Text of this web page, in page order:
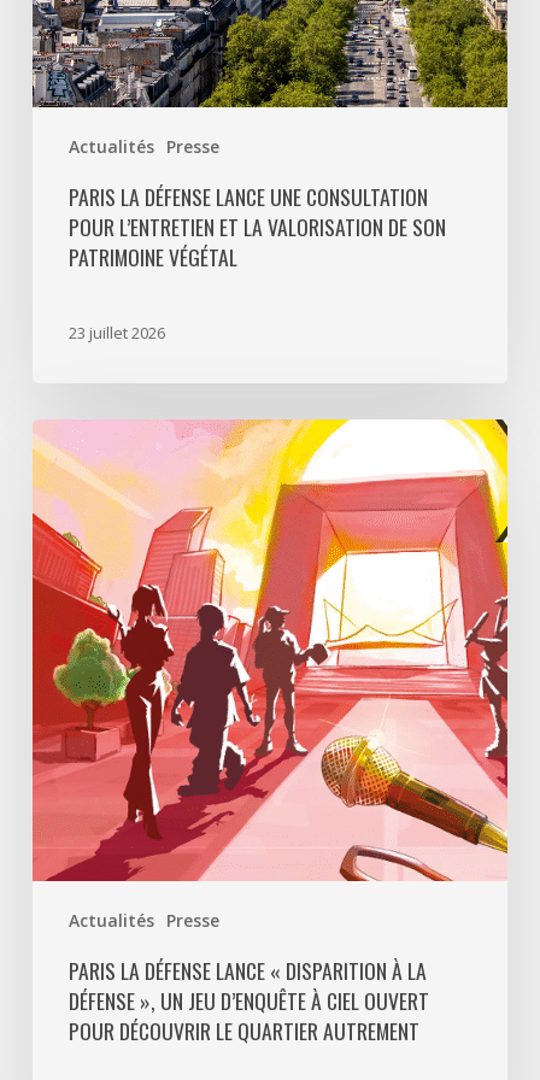
Actualités Presse
son
patrimoine
végétal
PARIS LA DÉFENSE LANCE UNE CONSULTATION
POUR L’ENTRETIEN ET LA VALORISATION DE SON
PATRIMOINE VÉGÉTAL
23 juillet 2026
Actualités Presse
Paris
La
Défense
lance
«
Disparition
Défense
un
jeu
d’enquête
à
ciel
découvrir
quartier
PARIS LA DÉFENSE LANCE « DISPARITION À LA
DÉFENSE », UN JEU D’ENQUÊTE À CIEL OUVERT
POUR DÉCOUVRIR LE QUARTIER AUTREMENT